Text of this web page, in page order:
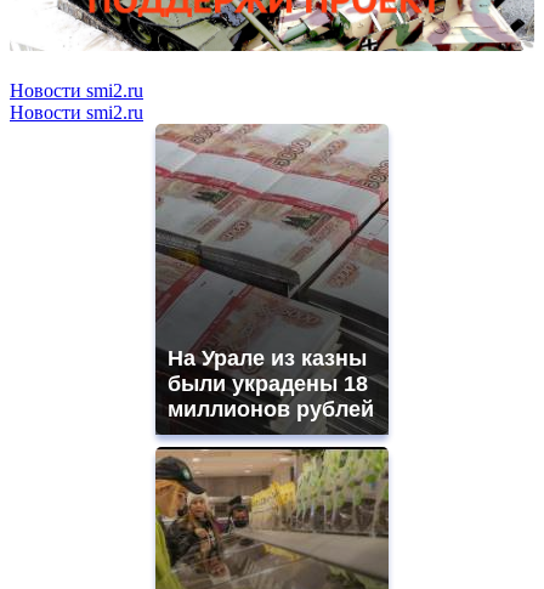
Новости smi2.ru
Новости smi2.ru
На Урале из казны
были украдены 18
миллионов рублей